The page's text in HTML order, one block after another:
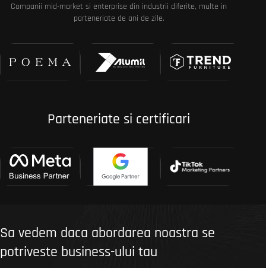
Companii mid-market si enterprise din industrii diferite, multe in
parteneriate de ani de zile.
Parteneriate si certificari
Sa vedem daca abordarea noastra se
potriveste business-ului tau